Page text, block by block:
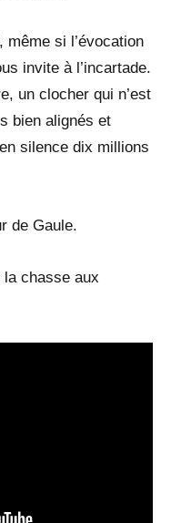
même si l’évocation
invite à l’incartade.
un clocher qui n’est
bien alignés et
silence dix millions
de Gaule.
la chasse aux